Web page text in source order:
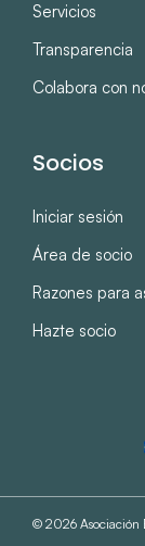
Servicios
Transparencia
Colabora con
Socios
Iniciar sesión
Área de socio
Razones para
Hazte socio
© 2026 Asociación